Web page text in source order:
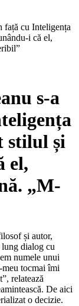
față cu Inteligența
i că el,
s-a
stilul și
el,
„M-
și autor,
lung dialog cu
numele unui
tocmai îmi
relatează
De aici
o decizie.